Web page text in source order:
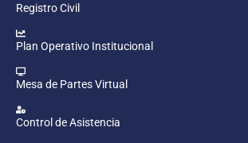
Registro Civil
Plan Operativo Institucional
Mesa de Partes Virtual
Control de Asistencia